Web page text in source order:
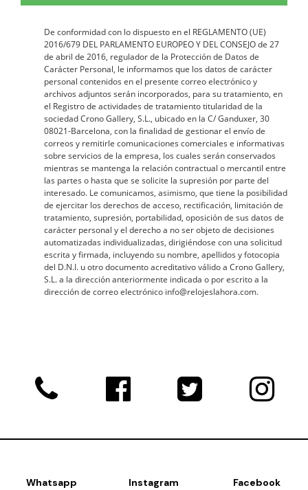
De conformidad con lo dispuesto en el REGLAMENTO (UE)
2016/679 DEL PARLAMENTO EUROPEO Y DEL CONSEJO de 27
de abril de 2016, regulador de la Protección de Datos de
Carácter Personal, le informamos que los datos de carácter
personal contenidos en el presente correo electrónico y
archivos adjuntos serán incorporados, para su tratamiento, en
el Registro de actividades de tratamiento titularidad de la
sociedad Crono Gallery, S.L., ubicado en la C/ Ganduxer, 30
08021-Barcelona, con la finalidad de gestionar el envío de
correos y remitirle comunicaciones comerciales e informativas
sobre servicios de la empresa, los cuales serán conservados
mientras se mantenga la relación contractual o mercantil entre
las partes o hasta que se solicite la supresión por parte del
interesado. Le comunicamos, asimismo, que tiene la posibilidad
de ejercitar los derechos de acceso, rectificación, limitación de
tratamiento, supresión, portabilidad, oposición de sus datos de
carácter personal y el derecho a no ser objeto de decisiones
automatizadas individualizadas, dirigiéndose con una solicitud
escrita y firmada, incluyendo su nombre, apellidos y fotocopia
del D.N.I. u otro documento acreditativo válido a Crono Gallery,
S.L. a la dirección anteriormente indicada o por escrito a la
dirección de correo electrónico info@relojeslahora.com.
Whatsapp Instagram Facebook